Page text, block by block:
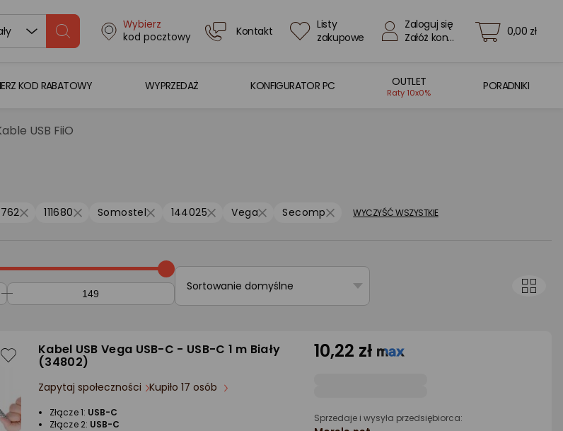
Wybierz
kod pocztowy
Kontakt
Listy
zakupowe
Zaloguj się
Załóż konto
0,00 zł
KOD RABATOWY WYPRZEDAŻ KONFIGURATOR PC OUTLET
Raty 10x0%
PORADNIKI
USB FiiO
111680 Somostel 144025 Vega Secomp WYCZYŚĆ WSZYSTKIE
Sortowanie domyślne
Kabel USB Vega USB-C - USB-C 1 m Biały
(34802)
Zapytaj społeczności Kupiło 17 osób
Złącze 1: USB-C
Złącze 2: USB-C
10,22 zł
Sprzedaje i wysyła przedsiębiorca: